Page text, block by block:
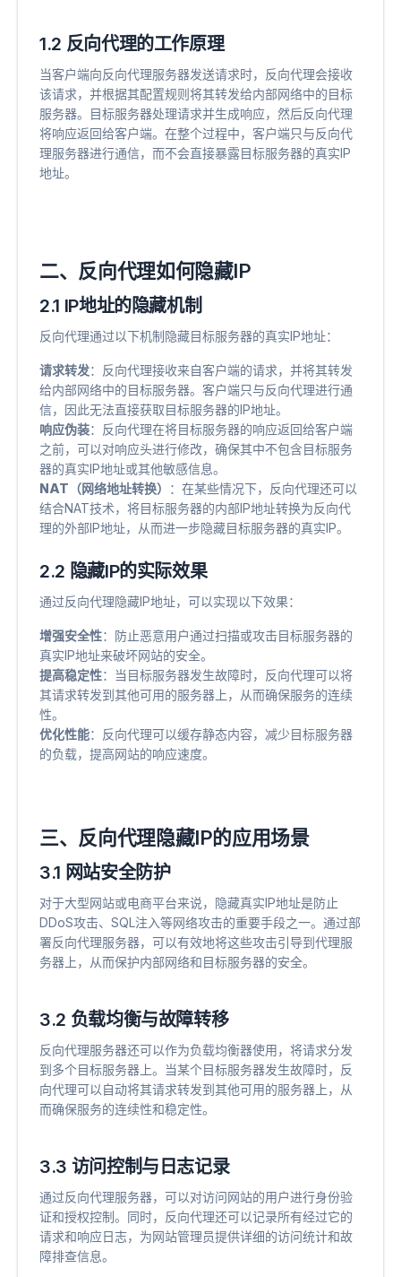
1.2 反向代理的工作原理
当客户端向反向代理服务器发送请求时，反向代理会接收
该请求，并根据其配置规则将其转发给内部网络中的目标
服务器。目标服务器处理请求并生成响应，然后反向代理
将响应返回给客户端。在整个过程中，客户端只与反向代
理服务器进行通信，而不会直接暴露目标服务器的真实IP
地址。
二、反向代理如何隐藏IP
2.1 IP地址的隐藏机制
反向代理通过以下机制隐藏目标服务器的真实IP地址：
请求转发​：反向代理接收来自客户端的请求，并将其转发
给内部网络中的目标服务器。客户端只与反向代理进行通
信，因此无法直接获取目标服务器的IP地址。
响应伪装​：反向代理在将目标服务器的响应返回给客户端
之前，可以对响应头进行修改，确保其中不包含目标服务
器的真实IP地址或其他敏感信息。
NAT（网络地址转换）
：在某些情况下，反向代理还可以
结合NAT技术，将目标服务器的内部IP地址转换为反向代
理的外部IP地址，从而进一步隐藏目标服务器的真实IP。
2.2 隐藏IP的实际效果
通过反向代理隐藏IP地址，可以实现以下效果：
增强安全性​：防止恶意用户通过扫描或攻击目标服务器的
真实IP地址来破坏网站的安全。
提高稳定性​：当目标服务器发生故障时，反向代理可以将
其请求转发到其他可用的服务器上，从而确保服务的连续
性。
优化性能​：反向代理可以缓存静态内容，减少目标服务器
的负载，提高网站的响应速度。
三、反向代理隐藏IP的应用场景
3.1 网站安全防护
对于大型网站或电商平台来说，隐藏真实IP地址是防止
DDoS攻击、SQL注入等网络攻击的重要手段之一。通过部
署反向代理服务器，可以有效地将这些攻击引导到代理服
务器上，从而保护内部网络和目标服务器的安全。
3.2 负载均衡与故障转移
反向代理服务器还可以作为负载均衡器使用，将请求分发
到多个目标服务器上。当某个目标服务器发生故障时，反
向代理可以自动将其请求转发到其他可用的服务器上，从
而确保服务的连续性和稳定性。
3.3 访问控制与日志记录
通过反向代理服务器，可以对访问网站的用户进行身份验
证和授权控制。同时，反向代理还可以记录所有经过它的
请求和响应日志，为网站管理员提供详细的访问统计和故
障排查信息。